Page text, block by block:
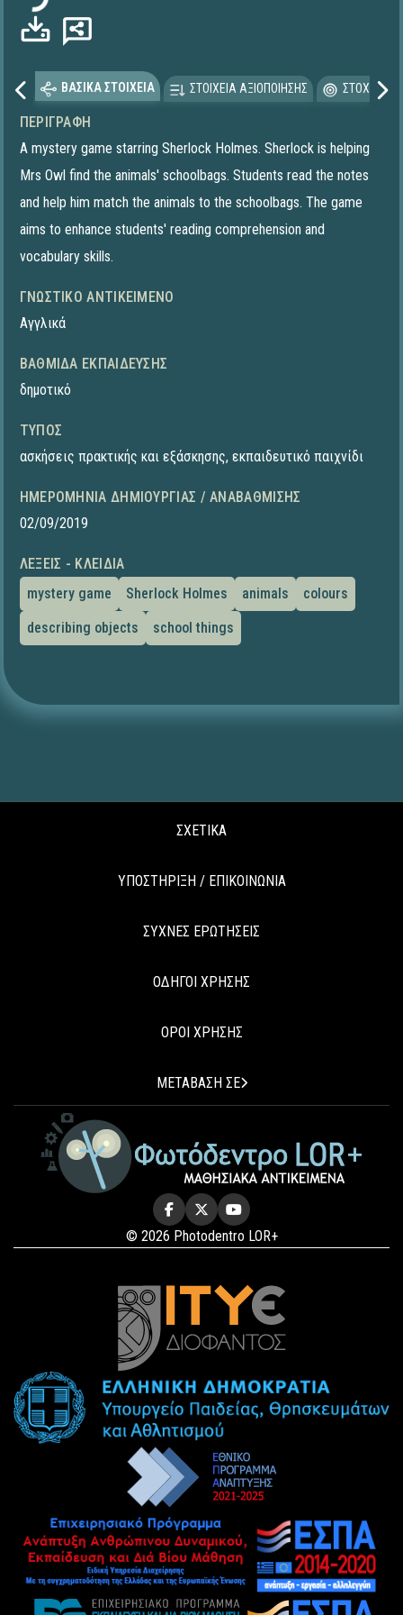
ΒΑΣΙΚΑ ΣΤΟΙΧΕΙΑ ΣΤΟΙΧΕΙΑ ΑΞΙΟΠΟΙΗΣΗΣ
ΠΕΡΙΓΡΑΦΉ
A mystery game starring Sherlock Holmes. Sherlock is helping
Mrs Owl find the animals' schoolbags. Students read the notes
and help him match the animals to the schoolbags. The game
aims to enhance students' reading comprehension and
vocabulary skills.
ΓΝΩΣΤΙΚΌ ΑΝΤΙΚΕΊΜΕΝΟ
Αγγλικά
ΒΑΘΜΊΔΑ ΕΚΠΑΊΔΕΥΣΗΣ
δημοτικό
ΤΎΠΟΣ
ασκήσεις πρακτικής και εξάσκησης, εκπαιδευτικό παιχνίδι
ΗΜΕΡΟΜΗΝΊΑ ΔΗΜΙΟΥΡΓΊΑΣ / ΑΝΑΒΆΘΜΙΣΗΣ
02/09/2019
ΛΈΞΕΙΣ - ΚΛΕΙΔΙΆ
mystery game
Sherlock Holmes animals
colours
describing objects
school things
ΣΧΕΤΙΚΑ
ΥΠΟΣΤΗΡΙΞΗ / ΕΠΙΚΟΙΝΩΝΙΑ
ΣΥΧΝΕΣ ΕΡΩΤΗΣΕΙΣ
ΟΔΗΓΟΙ ΧΡΗΣΗΣ
ΟΡΟΙ ΧΡΗΣΗΣ
ΜΕΤΑΒΑΣΗ ΣΕ
© 2026 Photodentro LOR+